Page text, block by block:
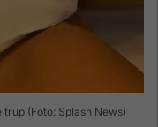
(Foto: Splash News)